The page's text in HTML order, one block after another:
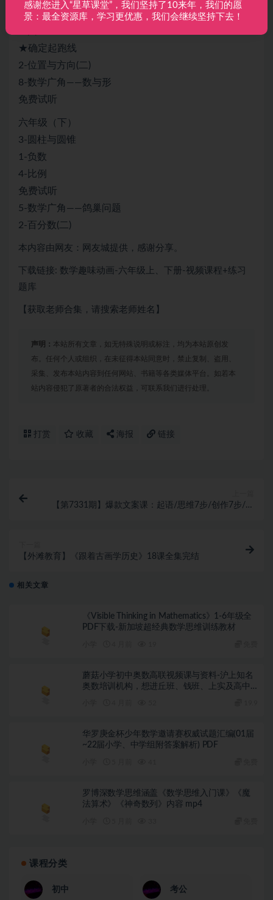
7-扇形统计图
★确定起跑线
2-位置与方向(二)
8-数学广角——数与形
免费试听
六年级（下）
3-圆柱与圆锥
1-负数
4-比例
免费试听
5-数学广角——鸽巢问题
2-百分数(二)
本内容由网友：网友城提供，感谢分享。
下载链接: 数学趣味动画-六年级上、下册-视频课程+练习
题库
【获取老师合集，请搜索老师姓名】
声明： 本站所有文章，如无特殊说明或标注，均为本站原创发
布。任何个人或组织，在未征得本站同意时，禁止复制、盗用、
采集、发布本站内容到任何网站、书籍等各类媒体平台。如若本
站内容侵犯了原著者的合法权益，可联系我们进行处理。
打赏 收藏 海报 链接
【第7331期】爆款文案课：起语/思维7步/创作7步/案
【外滩教育】《跟着古画学历史》18课全集完结
相关文章
《Visible Thinking in Mathematics》1-6年级全
PDF下载-新加坡超经典数学思维训练教材
蘑菇小学初中奥数高联视频课与资料-沪上知名
奥数培训机构，想进丘班、钱班、上实及高中
华罗庚金杯少年数学邀请赛权威试题汇编(01届
~22届小学、中学组附答案解析) PDF
罗博深数学思维涵盖《数学思维入门课》《魔
法算术》《神奇数列》内容 mp4
课程分类
初中 考公
感谢您进入“星草课堂”，我们坚持了10来年，我们的愿
景：最全资源库，学习更优惠，我们会继续坚持下去！